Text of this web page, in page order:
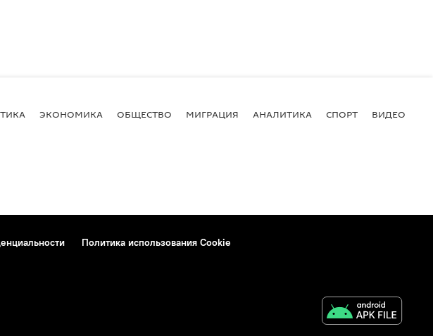
ЭКОНОМИКА ОБЩЕСТВО МИГРАЦИЯ АНАЛИТИКА СПОРТ ВИДЕО
Политика использования Cookie